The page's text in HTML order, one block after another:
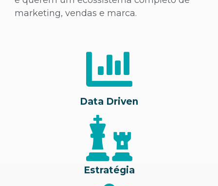
marketing, vendas e marca.
Data Driven
Estratégia